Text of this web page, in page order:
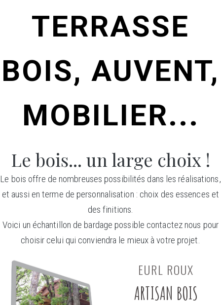
TERRASSE
BOIS, AUVENT,
MOBILIER...
Le bois... un large choix !
Le bois offre de nombreuses possibilités dans les réalisations,
et aussi en terme de personnalisation : choix des essences et
des finitions.
Voici un échantillon de bardage possible contactez nous pour
choisir celui qui conviendra le mieux à votre projet.
EURL ROUX
ARTISAN BOIS